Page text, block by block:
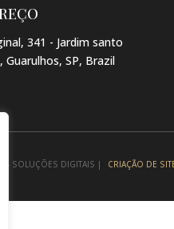
341 - Jardim santo
Guarulhos, SP, Brazil
- SOLUÇÕES DIGITAIS | CRIAÇÃO DE